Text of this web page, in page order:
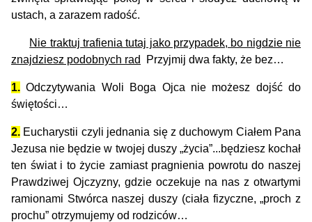
ustach, a zarazem radość.
Nie traktuj trafienia tutaj jako przypadek, bo nigdzie nie
znajdziesz podobnych rad
Przyjmij dwa fakty, że bez…
1. Odczytywania Woli Boga Ojca nie możesz dojść do
świętości…
2. Eucharystii czyli jednania się z duchowym Ciałem Pana
Jezusa nie będzie w twojej duszy „życia”...będziesz kochał
ten świat i to życie zamiast pragnienia powrotu do naszej
Prawdziwej Ojczyzny, gdzie oczekuje na nas z otwartymi
ramionami Stwórca naszej duszy (ciała fizyczne, „proch z
prochu” otrzymujemy od rodziców…